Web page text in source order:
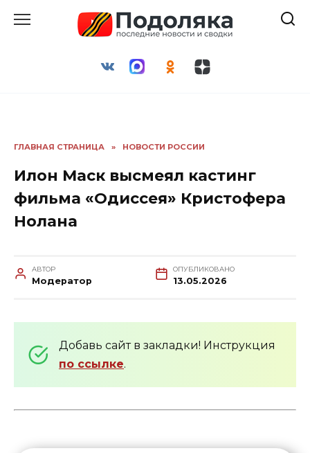
ГЛАВНАЯ СТРАНИЦА » НОВОСТИ РОССИИ
Илон Маск высмеял кастинг
фильма «Одиссея» Кристофера
Нолана
АВТОР
Модератор
ОПУБЛИКОВАНО
13.05.2026
Добавь сайт в закладки! Инструкция
по ссылке.